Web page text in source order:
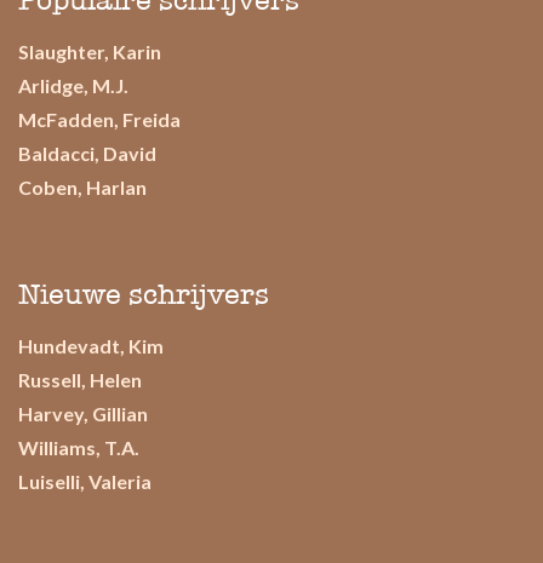
Slaughter, Karin
Arlidge, M.J.
McFadden, Freida
Baldacci, David
Coben, Harlan
Nieuwe schrijvers
Hundevadt, Kim
Russell, Helen
Harvey, Gillian
Williams, T.A.
Luiselli, Valeria